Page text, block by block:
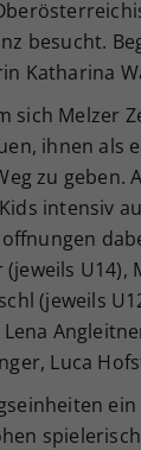
besucht.
Katharina
sich Melzer
ihnen als
zu geben.
intensiv
U14),
(jeweils
Luca